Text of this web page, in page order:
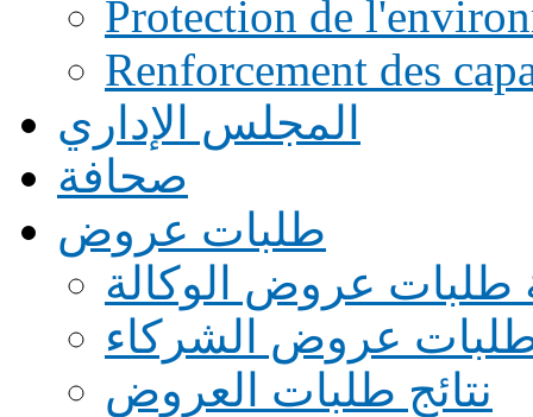
Protection de
Renforcement des
المجلس الإداري
صحافة
طلبات عروض
طلبات عروض الوكالة
طلبات عروض الشركاء
نتائج طلبات العروض